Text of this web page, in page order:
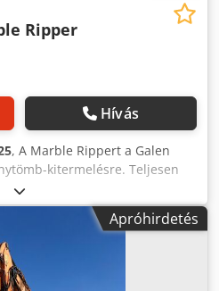
Ripper
Hívás
, A Marble Rippert a Galen
kitermelésre. Teljesen
leválasztására
forduljon hozzánk
Apróhirdetés